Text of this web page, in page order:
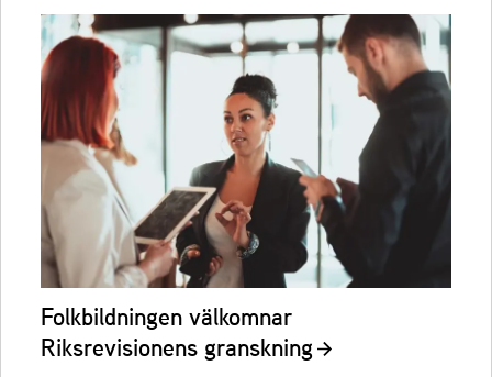
Folkbildningen välkomnar
Riksrevisionens granskning